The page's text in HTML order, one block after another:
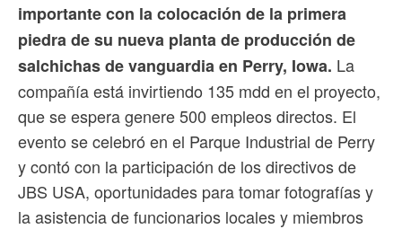
importante con la colocación de la primera
piedra de su nueva planta de producción de
salchichas de vanguardia en Perry, Iowa. La
compañía está invirtiendo 135 mdd en el proyecto,
que se espera genere 500 empleos directos. El
evento se celebró en el Parque Industrial de Perry
y contó con la participación de los directivos de
JBS USA, oportunidades para tomar fotografías y
la asistencia de funcionarios locales y miembros